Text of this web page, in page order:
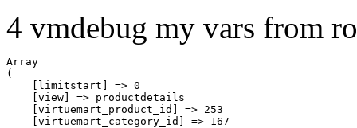
4 vmdebug my vars from
Array
(
    [limitstart] => 0
    [view] => productdetails
    [virtuemart_product_id] => 253
    [virtuemart_category_id] => 167